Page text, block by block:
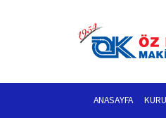
ANASAYFA